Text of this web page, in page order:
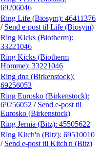
69206046
Ring Life (Biosym): 46411376
/ Send e-post til Life (Biosym)
Ring Kicks (Biotherm):
33221046
Ring Kicks (Biotherm
Homme): 33221046
Ring dna (Birkenstock):
69256053
Ring Eurosko (Birkenstock):
69256052 / Send e-post til
Eurosko (Birkenstock)
Ring Jernia (Bitz): 45505622
Ring Kitch'n (Bitz): 69510010
/ Send e-post til Kitch'n (Bitz)